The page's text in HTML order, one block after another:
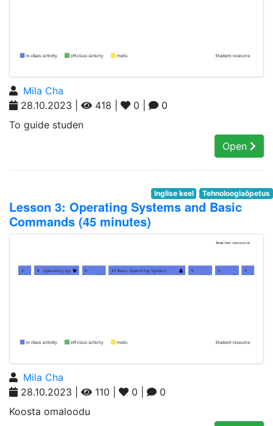
Mila Cha
28.10.2023 |
418 | 0 |
0
To guide studen
Open
Inglise keel Tehnoloogiaõpetus
Lesson 3: Operating Systems and Basic
Commands (45 minutes)
Mila Cha
28.10.2023 |
110 | 0 |
0
Koosta omaloodu